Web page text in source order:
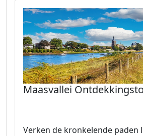
Maasvallei
Verken de kronkelende paden